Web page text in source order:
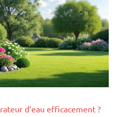
d’eau efficacement ?